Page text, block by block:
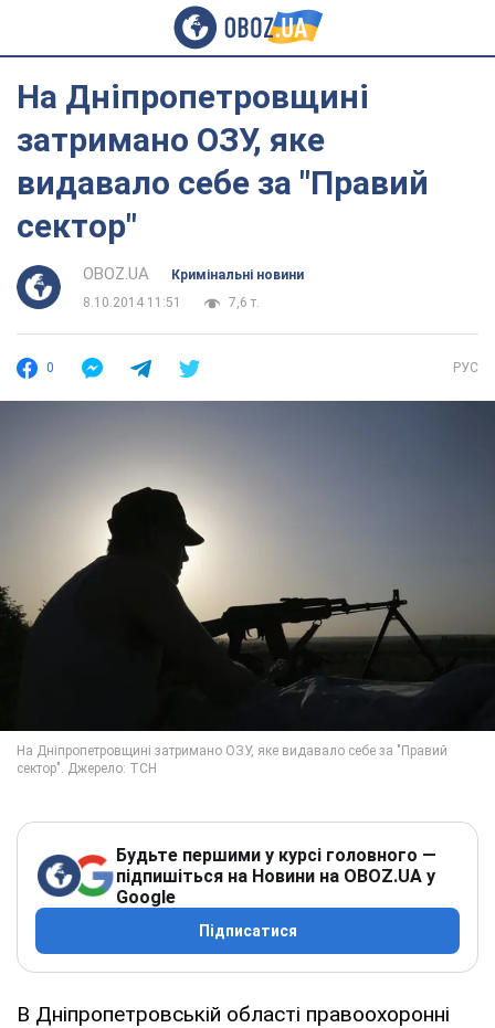
На Дніпропетровщині
затримано ОЗУ, яке
видавало себе за "Правий
сектор"
OBOZ.UA
Кримінальні новини
8.10.2014 11:51
7,6 т.
0 РУС
Будьте першими у курсі головного —
підпишіться на Новини на OBOZ.UA у
Google
Підписатися
В Дніпропетровській області правоохоронні